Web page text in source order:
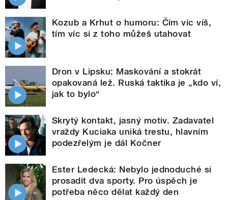
Kozub a Krhut o humoru: Čím víc víš,
tím víc si z toho můžeš utahovat
Dron v Lipsku: Maskování a stokrát
opakovaná lež. Ruská taktika je „kdo ví,
jak to bylo“
Skrytý kontakt, jasný motiv. Zadavatel
vraždy Kuciaka uniká trestu, hlavním
podezřelým je dál Kočner
Ester Ledecká: Nebylo jednoduché si
prosadit dva sporty. Pro úspěch je
potřeba něco dělat každý den